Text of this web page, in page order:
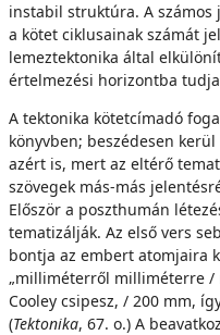
instabil struktúra. A
a kötet ciklusainak számát
lemeztektonika által
értelmezési horizontba
A tektonika kötetcímadó
könyvben; beszédesen
azért is, mert az eltérő
szövegek más-más
Először a poszthumán
tematizálják. Az első vers
bontja az embert atomjaira
„milliméterről milliméterre /
Cooley csipesz, / 200 mm,
(Tektonika, 67. o.) A